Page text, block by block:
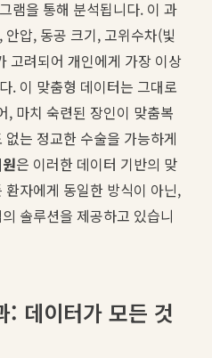
램을 통해 분석됩니다. 이 과
압, 동공 크기, 고위수차(빛
고려되어 개인에게 가장 이상
. 이 맞춤형 데이터는 그대로
, 마치 숙련된 장인이 맞춤복
는 정교한 수술을 가능하게
은 이러한 데이터 기반의 맞
자에게 동일한 방식이 아닌,
솔루션을 제공하고 있습니
: 데이터가 모든 것